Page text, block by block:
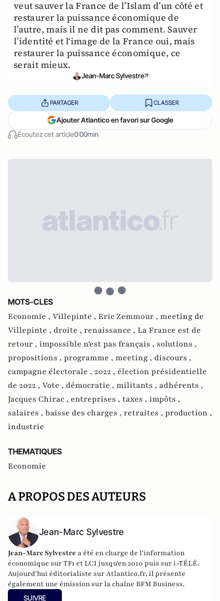
veut sauver la France de l’Islam d’un côté et
restaurer la puissance économique de
l’autre, mais il ne dit pas comment. Sauver
l’identité et l‘image de la France oui, mais
restaurer la puissance économique, ce
serait mieux.
Jean-Marc Sylvestre
Écoutez cet article0:00min
PARTAGER CLASSER
Ajouter Atlantico en favori sur Google
MOTS-CLES
Economie , Villepinte , Eric Zemmour , meeting de
Villepinte , droite , renaissance , La France est de
retour , impossible n'est pas français , solutions ,
propositions , programme , meeting , discours ,
campagne électorale , 2022 , élection présidentielle
de 2022 , Vote , démocratie , militants , adhérents ,
Jacques Chirac , entreprises , taxes , impôts ,
salaires , baisse des charges , retraites , production ,
industrie
THEMATIQUES
Economie
A PROPOS DES AUTEURS
Jean-Marc Sylvestre
Jean-Marc Sylvestre a été en charge de l'information
économique sur TF1 et LCI jusqu'en 2010 puis sur i>TÉLÉ.
Aujourd'hui éditorialiste sur Atlantico.fr, il présente
également une émission sur la chaîne BFM Business.
SUIVRE